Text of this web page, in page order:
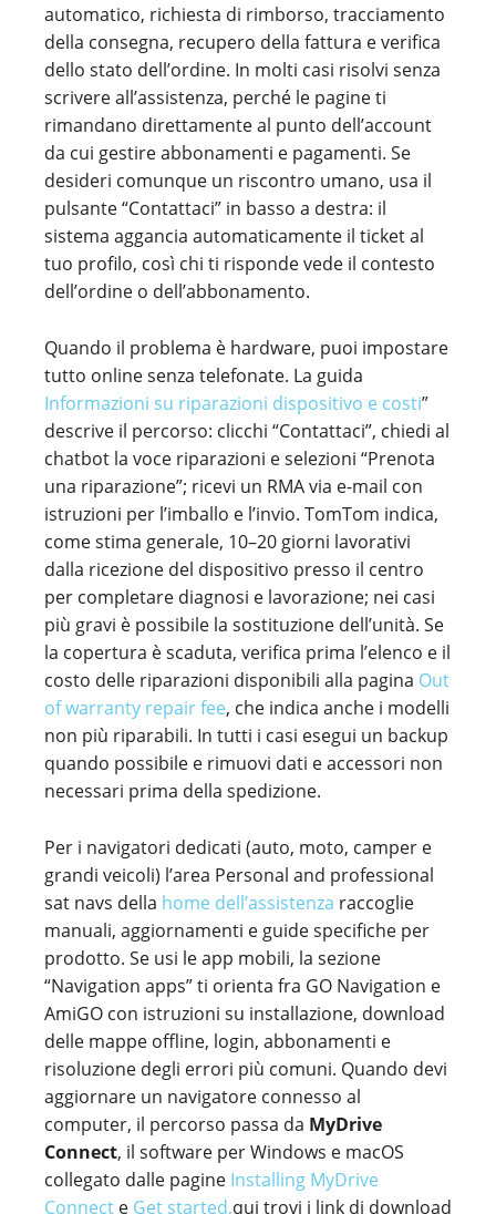
automatico, richiesta di rimborso, tracciamento
della consegna, recupero della fattura e verifica
dello stato dell’ordine. In molti casi risolvi senza
scrivere all’assistenza, perché le pagine ti
rimandano direttamente al punto dell’account
da cui gestire abbonamenti e pagamenti. Se
desideri comunque un riscontro umano, usa il
pulsante “Contattaci” in basso a destra: il
sistema aggancia automaticamente il ticket al
tuo profilo, così chi ti risponde vede il contesto
dell’ordine o dell’abbonamento.
Quando il problema è hardware, puoi impostare
tutto online senza telefonate. La guida
Informazioni su riparazioni dispositivo e costi”
descrive il percorso: clicchi “Contattaci”, chiedi al
chatbot la voce riparazioni e selezioni “Prenota
una riparazione”; ricevi un RMA via e-mail con
istruzioni per l’imballo e l’invio. TomTom indica,
come stima generale, 10–20 giorni lavorativi
dalla ricezione del dispositivo presso il centro
per completare diagnosi e lavorazione; nei casi
più gravi è possibile la sostituzione dell’unità. Se
la copertura è scaduta, verifica prima l’elenco e il
costo delle riparazioni disponibili alla pagina Out
of warranty repair fee, che indica anche i modelli
non più riparabili. In tutti i casi esegui un backup
quando possibile e rimuovi dati e accessori non
necessari prima della spedizione.
Per i navigatori dedicati (auto, moto, camper e
grandi veicoli) l’area Personal and professional
sat navs della home dell’assistenza raccoglie
manuali, aggiornamenti e guide specifiche per
prodotto. Se usi le app mobili, la sezione
“Navigation apps” ti orienta fra GO Navigation e
AmiGO con istruzioni su installazione, download
delle mappe offline, login, abbonamenti e
risoluzione degli errori più comuni. Quando devi
aggiornare un navigatore connesso al
computer, il percorso passa da MyDrive
Connect, il software per Windows e macOS
collegato dalle pagine Installing MyDrive
Connect e Get started,qui trovi i link di download